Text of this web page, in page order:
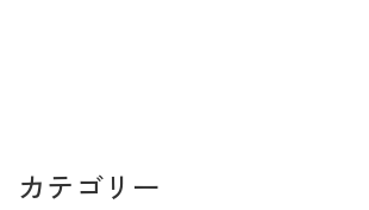
カテゴリー